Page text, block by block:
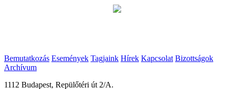
Bemutatkozás Események Tagjaink Hírek Kapcsolat Bizottságok
Archívum
1112 Budapest, Repülőtéri út 2/A.